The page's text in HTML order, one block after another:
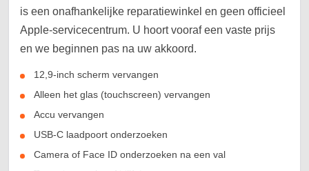
is een onafhankelijke reparatiewinkel en geen officieel
Apple-servicecentrum. U hoort vooraf een vaste prijs
en we beginnen pas na uw akkoord.
12,9-inch scherm vervangen
Alleen het glas (touchscreen) vervangen
Accu vervangen
USB-C laadpoort onderzoeken
Camera of Face ID onderzoeken na een val